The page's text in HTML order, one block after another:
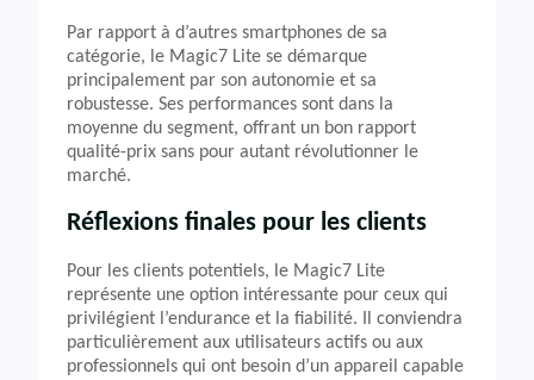
Par rapport à d’autres smartphones de sa
catégorie, le Magic7 Lite se démarque
principalement par son autonomie et sa
robustesse. Ses performances sont dans la
moyenne du segment, offrant un bon rapport
qualité-prix sans pour autant révolutionner le
marché.
Réflexions finales pour les clients
Pour les clients potentiels, le Magic7 Lite
représente une option intéressante pour ceux qui
privilégient l’endurance et la fiabilité. Il conviendra
particulièrement aux utilisateurs actifs ou aux
professionnels qui ont besoin d’un appareil capable